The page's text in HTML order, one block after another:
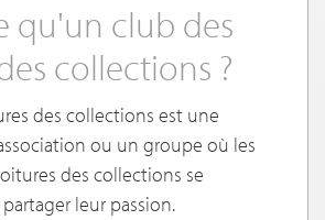
qu'un club des
collections ?
des collections est une
ou un groupe où les
des collections se
leur passion.